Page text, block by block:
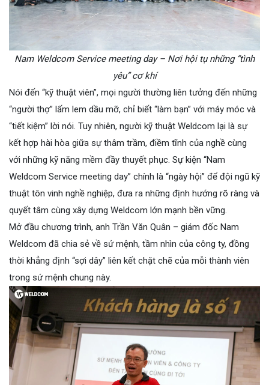
Nam Weldcom Service meeting day – Nơi hội tụ những “tình
yêu” cơ khí
Nói đến “kỹ thuật viên”, mọi người thường liên tưởng đến những
“người thợ” lấm lem dầu mỡ, chỉ biết “làm bạn” với máy móc và
“tiết kiệm” lời nói. Tuy nhiên, người kỹ thuật Weldcom lại là sự
kết hợp hài hòa giữa sự thâm trầm, điềm tĩnh của nghề cùng
với những kỹ năng mềm đầy thuyết phục. Sự kiện “Nam
Weldcom Service meeting day” chính là “ngày hội” để đội ngũ kỹ
thuật tôn vinh nghề nghiệp, đưa ra những định hướng rõ ràng và
quyết tâm cùng xây dựng Weldcom lớn mạnh bền vững.
Mở đầu chương trình, anh Trần Văn Quân – giám đốc Nam
Weldcom đã chia sẻ về sứ mệnh, tầm nhìn của công ty, đồng
thời khẳng định “sợi dây” liên kết chặt chẽ của mỗi thành viên
trong sứ mệnh chung này.